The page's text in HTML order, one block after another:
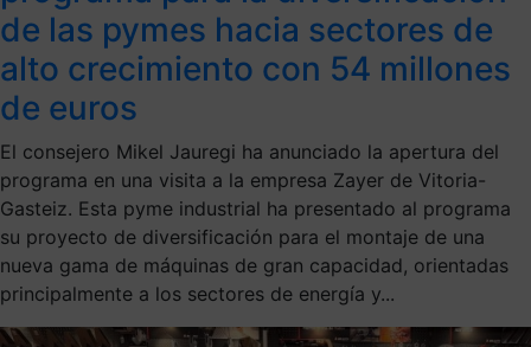
de las pymes hacia sectores de
alto crecimiento con 54 millones
de euros
El consejero Mikel Jauregi ha anunciado la apertura del
programa en una visita a la empresa Zayer de Vitoria-
Gasteiz. Esta pyme industrial ha presentado al programa
su proyecto de diversificación para el montaje de una
nueva gama de máquinas de gran capacidad, orientadas
principalmente a los sectores de energía y...